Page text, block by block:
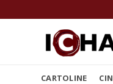
CARTOLINE